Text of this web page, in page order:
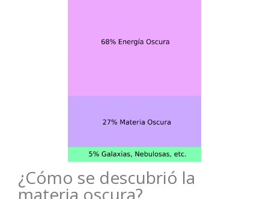
¿Cómo se descubrió la
materia oscura?